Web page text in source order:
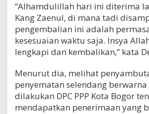
“Alhamdulillah hari ini diterima
Kang Zaenul, di mana tadi
pengembalian ini adalah
kesesuaian waktu saja. Insya
lengkapi dan kembalikan,” kata
Menurut dia, melihat
penyematan selendang
dilakukan DPC PPP Kota Bogor
mendapatkan penerimaan yang